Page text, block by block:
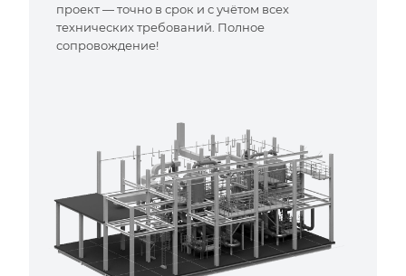
проект — точно в срок и с учётом всех
технических требований. Полное
сопровождение!